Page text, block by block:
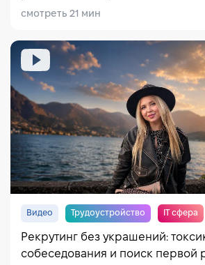
смотреть 21 мин
Видео Трудоустройство IT сфера
Рекрутинг без украшений:
собеседования и поиск первой